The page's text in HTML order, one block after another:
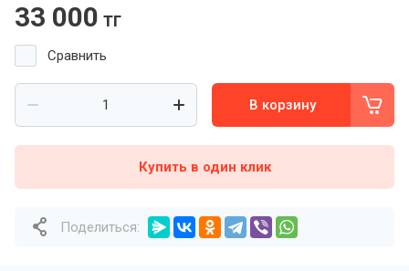
33 000 тг
Сравнить
В корзину
Купить в один клик
Поделиться: